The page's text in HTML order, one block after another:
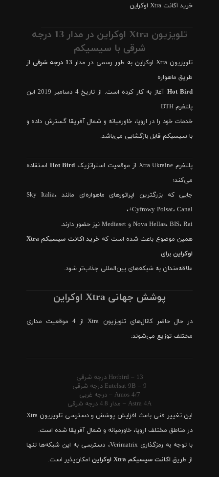
خرید اکانت Xtra اوکراین
تلویزیون Xtra اوکراین در مدار 13 درجه
شرقی با سیسیکم
تلویزیون Xtra اوکراین به طور رسمی در مدار 13 درجه شرقی
از
طریق ماهواره
Hot Bird
آغاز به کار کرده است. از تاریخ 4 دسامبر 2019 این
پلتفرم DTH
خدمات خود را در اروپا، خاورمیانه و شمال آفریقا گسترش داده و
با سیسیکم قابل بازگشایی می‌باشد.
پلتفرم Xtra Ukraine از موقعیت استراتژیک Hot Bird استفاده
می‌کند؛
جایی که بزرگترین اپراتورهای ماهواره‌ای مانند Sky Italia،
Cyfrowy Polsat، Canal+،
Nova Hellas، BIS، Rai و Mediaset نیز حضور دارند.
همین موضوع باعث شده است که
خرید اکانت سیسیکم Xtra
اوکراینبرای
علاقه‌مندان به شبکه‌های بین‌المللی جذاب‌تر شود.
پوشش جهانی Xtra اوکراین
در حال حاضر کانال‌های تلویزیون Xtra از 4 موقعیت مداری
مختلف توزیع می‌شوند:
Hotbird – 13 درجه شرقی
Eutelsat 9B – 9 درجه شرقی
Amos 4/7 – درجه غربی
Astra 4A – مدار 4.8 درجه شرقی
این تغییر فنی باعث افزایش پوشش و دسترسی تلویزیون Xtra
در مناطق مختلف اروپا، خاورمیانه و شمال آفریقا شده است.
با توجه به رمزگذاری Verimatrix، دسترسی به این شبکه‌ها تنها
از طریق اکانت سیسیکم Xtra اوکراین امکان‌پذیر است.